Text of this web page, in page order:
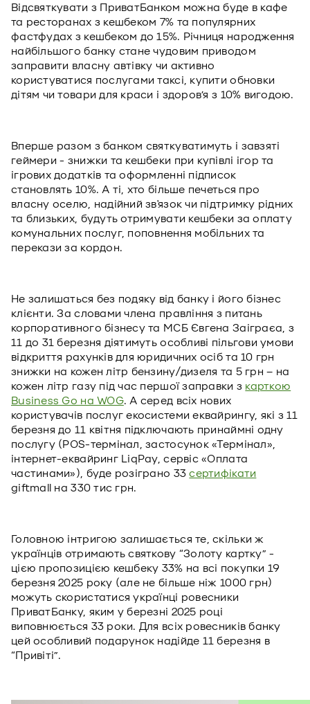
Відсвяткувати з ПриватБанком можна буде в кафе
та ресторанах з кешбеком 7% та популярних
фастфудах з кешбеком до 15%. Річниця народження
найбільшого банку стане чудовим приводом
заправити власну автівку чи активно
користуватися послугами таксі, купити обновки
дітям чи товари для краси і здоров’я з 10% вигодою.
Вперше разом з банком святкуватимуть і завзяті
геймери - знижки та кешбеки при купівлі ігор та
ігрових додатків та оформленні підписок
становлять 10%. А ті, хто більше печеться про
власну оселю, надійний зв'язок чи підтримку рідних
та близьких, будуть отримувати кешбеки за оплату
комунальних послуг, поповнення мобільних та
перекази за кордон.
Не залишаться без подяку від банку і його бізнес
клієнти. За словами члена правління з питань
корпоративного бізнесу та МСБ Євгена Заіграєа, з
11 до 31 березня діятимуть особливі пільгови умови
відкриття рахунків для юридичних осіб та 10 грн
знижки на кожен літр бензину/дизеля та 5 грн – на
кожен літр газу під час першої заправки з карткою
Business Go на WOG. А серед всіх нових
користувачів послуг екосистеми еквайрингу, які з 11
березня до 11 квітня підключають принаймні одну
послугу (POS-термінал, застосунок «Термінал»,
інтернет-еквайринг LiqPay, сервіс «Оплата
частинами»), буде розіграно 33сертифікати
giftmall на 330 тис грн.
Головною інтригою залишається те, скільки ж
українців отримають святкову “Золоту картку” -
цією пропозицією кешбеку 33% на всі покупки 19
березня 2025 року (але не більше ніж 1000 грн)
можуть скористатися українці ровесники
ПриватБанку, яким у березні 2025 році
виповнюється 33 роки. Для всіх ровесників банку
цей особливий подарунок надійде 11 березня в
“Привіті”.